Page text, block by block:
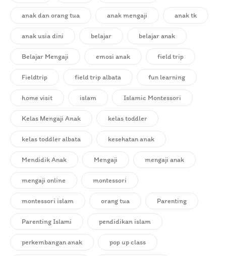
anak dan orang tua anak mengaji anak tk
anak usia dini belajar belajar anak
Belajar Mengaji emosi anak field trip
Fieldtrip field trip albata fun learning
home visit islam Islamic Montessori
Kelas Mengaji Anak kelas toddler
kelas toddler albata kesehatan anak
Mendidik Anak Mengaji mengaji anak
mengaji online montessori
montessori islam orang tua Parenting
Parenting Islami pendidikan islam
perkembangan anak pop up class